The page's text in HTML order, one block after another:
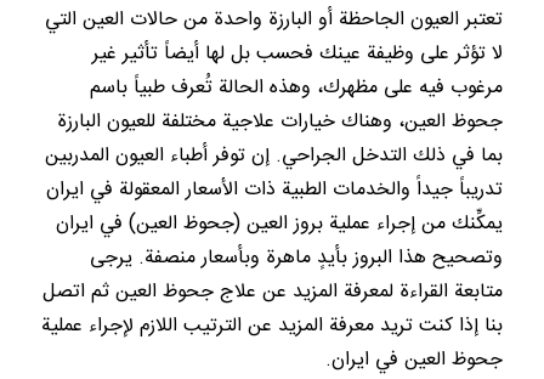
تعتبر العيون الجاحظة أو البارزة واحدة من حالات العين التي
لا تؤثر على وظيفة عينك فحسب بل لها أيضاً تأثير غير
مرغوب فيه على مظهرك، وهذه الحالة تُعرف طبياً باسم
جحوظ العين، وهناك خيارات علاجية مختلفة للعيون البارزة
بما في ذلك التدخل الجراحي. إن توفر أطباء العيون المدربين
تدريباً جيداً والخدمات الطبية ذات الأسعار المعقولة في ايران
يمكِّنك من إجراء عملية بروز العين (جحوظ العين) في ايران
وتصحيح هذا البروز بأيدٍ ماهرة وبأسعار منصفة. يرجى
متابعة القراءة لمعرفة المزيد عن علاج جحوظ العين ثم اتصل
بنا إذا كنت تريد معرفة المزيد عن الترتيب اللازم لإجراء عملية
جحوظ العين في ايران.